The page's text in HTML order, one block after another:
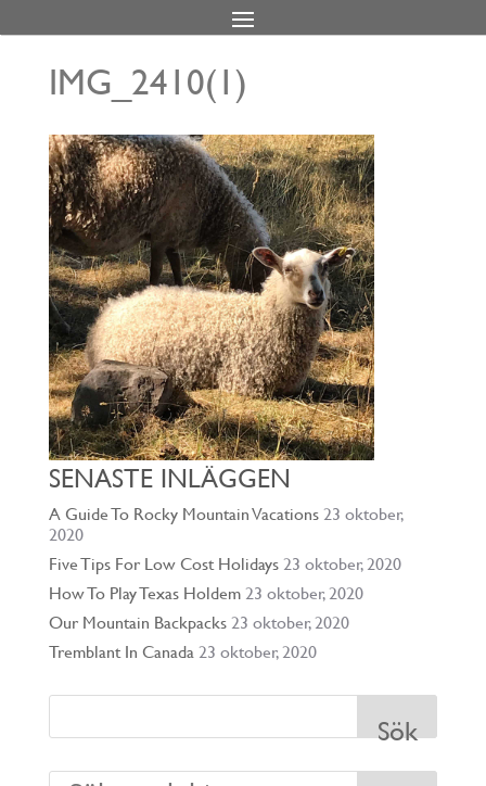
IMG_2410(1)
SENASTE INLÄGGEN
A Guide To Rocky Mountain Vacations 23 oktober,
2020
Five Tips For Low Cost Holidays 23 oktober, 2020
How To Play Texas Holdem 23 oktober, 2020
Our Mountain Backpacks 23 oktober, 2020
Tremblant In Canada 23 oktober, 2020
Sök